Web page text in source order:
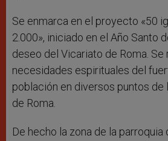
Se enmarca en el proyecto «50
2.000», iniciado en el Año Santo
deseo del Vicariato de Roma. Se
necesidades espirituales del
población en diversos puntos
de Roma.
De hecho la zona de la parroquia